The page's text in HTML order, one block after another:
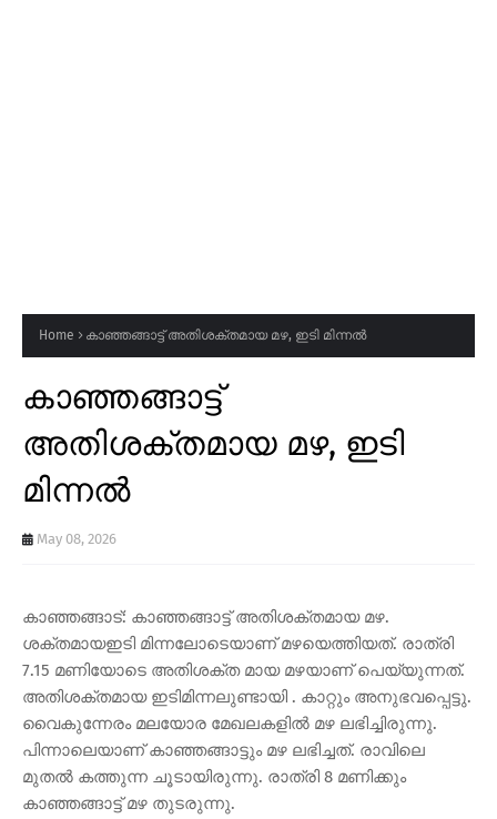
Home കാഞ്ഞങ്ങാട്ട് അതിശക്തമായ മഴ, ഇടി മിന്നൽ
കാഞ്ഞങ്ങാട്ട്
അതിശക്തമായ മഴ, ഇടി
മിന്നൽ
May 08, 2026
കാഞ്ഞങ്ങാട്: കാഞ്ഞങ്ങാട്ട് അതിശക്തമായ മഴ.
ശക്തമായഇടി മിന്നലോടെയാണ് മഴയെത്തിയത്. രാത്രി
7.15 മണിയോടെ അതിശക്ത മായ മഴയാണ് പെയ്യുന്നത്.
അതിശക്തമായ ഇടിമിന്നലുണ്ടായി . കാറ്റും അനുഭവപ്പെട്ടു.
വൈകുന്നേരം മലയോര മേഖലകളിൽ മഴ ലഭിച്ചിരുന്നു.
പിന്നാലെയാണ് കാഞ്ഞങ്ങാട്ടും മഴ ലഭിച്ചത്. രാവിലെ
മുതൽ കത്തുന്ന ചൂടായിരുന്നു. രാത്രി 8 മണിക്കും
കാഞ്ഞങ്ങാട്ട് മഴ തുടരുന്നു.